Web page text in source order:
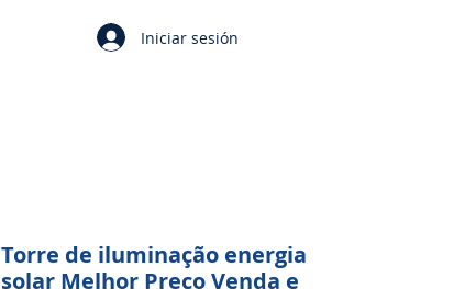
Iniciar sesión
Torre de iluminação energia
solar Melhor Preço Venda e